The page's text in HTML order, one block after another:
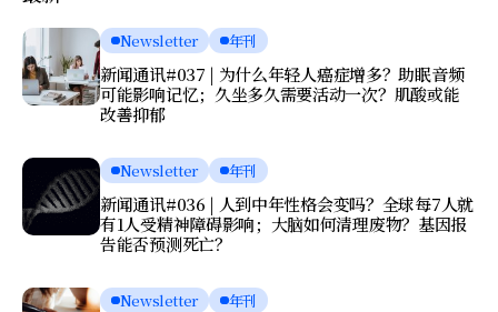
Newsletter 年刊
新闻通讯#037 | 为什么年轻人癌症增多？助眠音频
可能影响记忆；久坐多久需要活动一次？肌酸或能
改善抑郁
Newsletter 年刊
新闻通讯#036 | 人到中年性格会变吗？全球每7人就
有1人受精神障碍影响；大脑如何清理废物？基因报
告能否预测死亡？
Newsletter 年刊